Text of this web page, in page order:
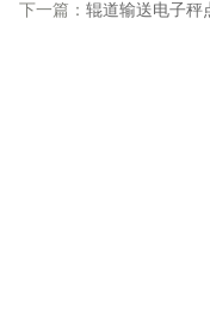
下一篇： 辊道输送电子秤